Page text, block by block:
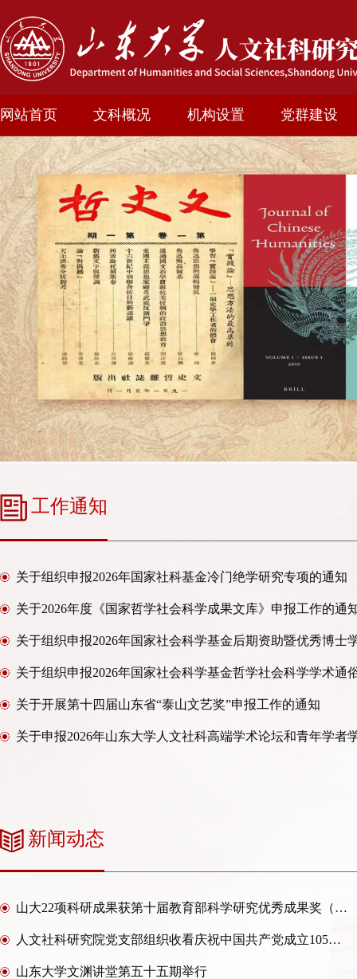
网站首页 文科概况 机构设置 党群建设
工作通知
关于组织申报2026年国家社科基金冷门绝学研究专项的通知
关于2026年度《国家哲学社会科学成果文库》申报工作的通
关于组织申报2026年国家社会科学基金哲学社会科学学术通
关于开展第十四届山东省“泰山文艺奖”申报工作的通知
关于申报2026年山东大学人文社科高端学术论坛和青年学者
新闻动态
山大22项科研成果获第十届教育部科学研究优秀成果奖（人文社会科学）
人文社科研究院党支部组织收看庆祝中国共产党成立105周年大会
山东大学文渊讲堂第五十五期举行